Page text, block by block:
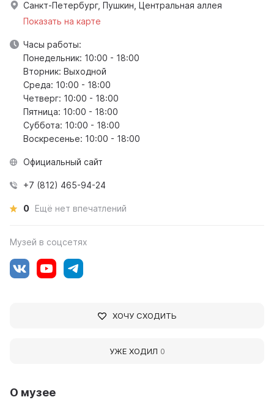
О музее
Санкт-Петербург, Пушкин, Центральная аллея
Показать на карте
Часы работы:
Понедельник: 10:00 - 18:00
Вторник: Выходной
Среда: 10:00 - 18:00
Четверг: 10:00 - 18:00
Пятница: 10:00 - 18:00
Суббота: 10:00 - 18:00
Воскресенье: 10:00 - 18:00
Официальный сайт
+7 (812) 465-94-24
0 Ещё нет впечатлений
Музей в соцсетях
ХОЧУ СХОДИТЬ
УЖЕ ХОДИЛ 0